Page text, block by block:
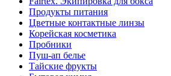
Продукты питания
Цветные контактные линзы
Корейская косметика
Пробники
Пуш-ап белье
Тайские фрукты